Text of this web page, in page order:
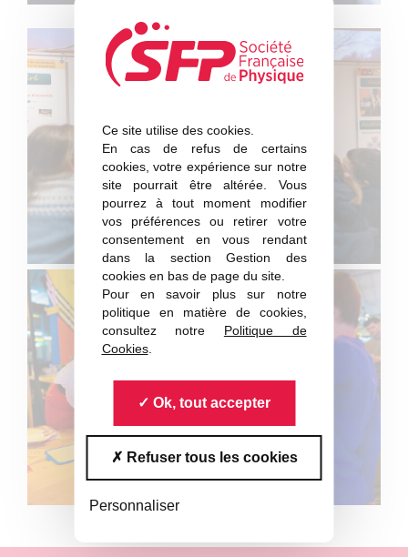
Ce site utilise des cookies.
En cas de refus de certains
cookies, votre expérience sur notre
site pourrait être altérée. Vous
pourrez à tout moment modifier
vos préférences ou retirer votre
consentement en vous rendant
dans la section Gestion des
cookies en bas de page du site.
Pour en savoir plus sur notre
politique en matière de cookies,
consultez notre Politique de
Cookies.
Ok, tout accepter
Refuser tous les cookies
Personnaliser